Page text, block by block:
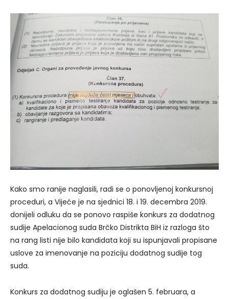
Kako smo ranije naglasili, radi se o ponovljenoj konkursnoj
proceduri, a Vijeće je na sjednici 18. i 19. decembra 2019.
donijeli odluku da se ponovo raspiše konkurs za dodatnog
sudije Apelacionog suda Brčko Distrikta BiH iz razloga što
na rang listi nije bilo kandidata koji su ispunjavali propisane
uslove za imenovanje na poziciju dodatnog sudije tog
suda.
Konkurs za dodatnog sudiju je oglašen 5. februara, a